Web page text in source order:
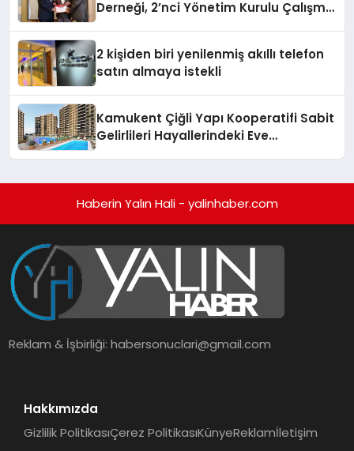
Derneği, 2’nci Yönetim Kurulu Çalışma
2 kişiden biri yenilenmiş akıllı telefon
satın almaya istekli
Kamukent Çiğli Yapı Kooperatifi Sabit
Gelirlileri Hayallerindeki Eve
Haberin Yalın Hali - yalinhaber.com
Reklam & İşbirliği:habersonuclari@gmail.com
Hakkımızda
Gizlilik PolitikasıÇerez PolitikasıKünyeReklamİletişim